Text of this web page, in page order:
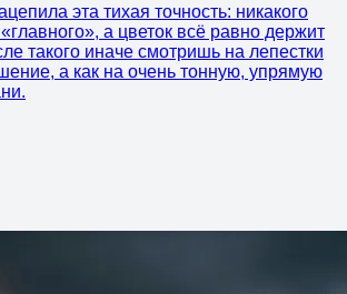
эта тихая точность: никакого
а цветок всё равно держит
такого иначе смотришь на лепестки
а как на очень тонную, упрямую